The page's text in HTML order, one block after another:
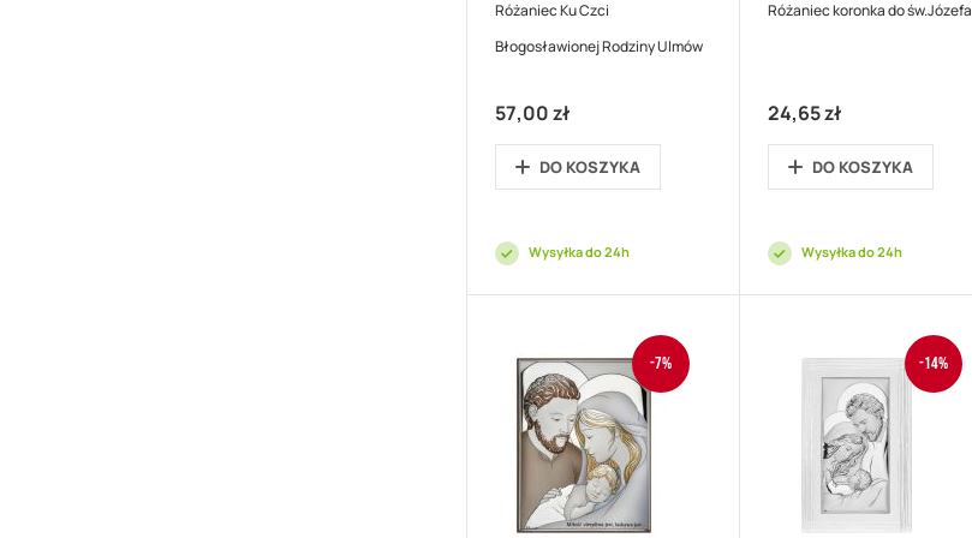
Różaniec Ku Czci
Błogosławionej Rodziny Ulmów
57,00 zł
DO KOSZYKA
Wysyłka do 24h
Różaniec koronka do św.Józefa
24,65 zł
DO KOSZYKA
Wysyłka do 24h
-7% -14%